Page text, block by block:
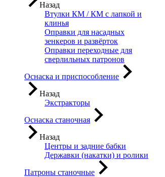
Назад
Втулки КМ / КМ с лапкой и
клинья
Оправки для насадных
зенкеров и развёрток
Оправки переходные для
сверлильных патронов
Оснаска и приспособление
Назад
Экстракторы
Оснаска станочная
Назад
Центры и задние бабки
Державки (накатки) и ролики
Патроны станочные